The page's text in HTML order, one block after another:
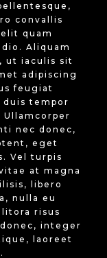
convallis
quam
Aliquam
ut iaculis sit
adipiscing
feugiat
duis tempor
Ullamcorper
nec donec,
eget
Vel turpis
at magna
libero
nulla eu
risus
integer
laoreet